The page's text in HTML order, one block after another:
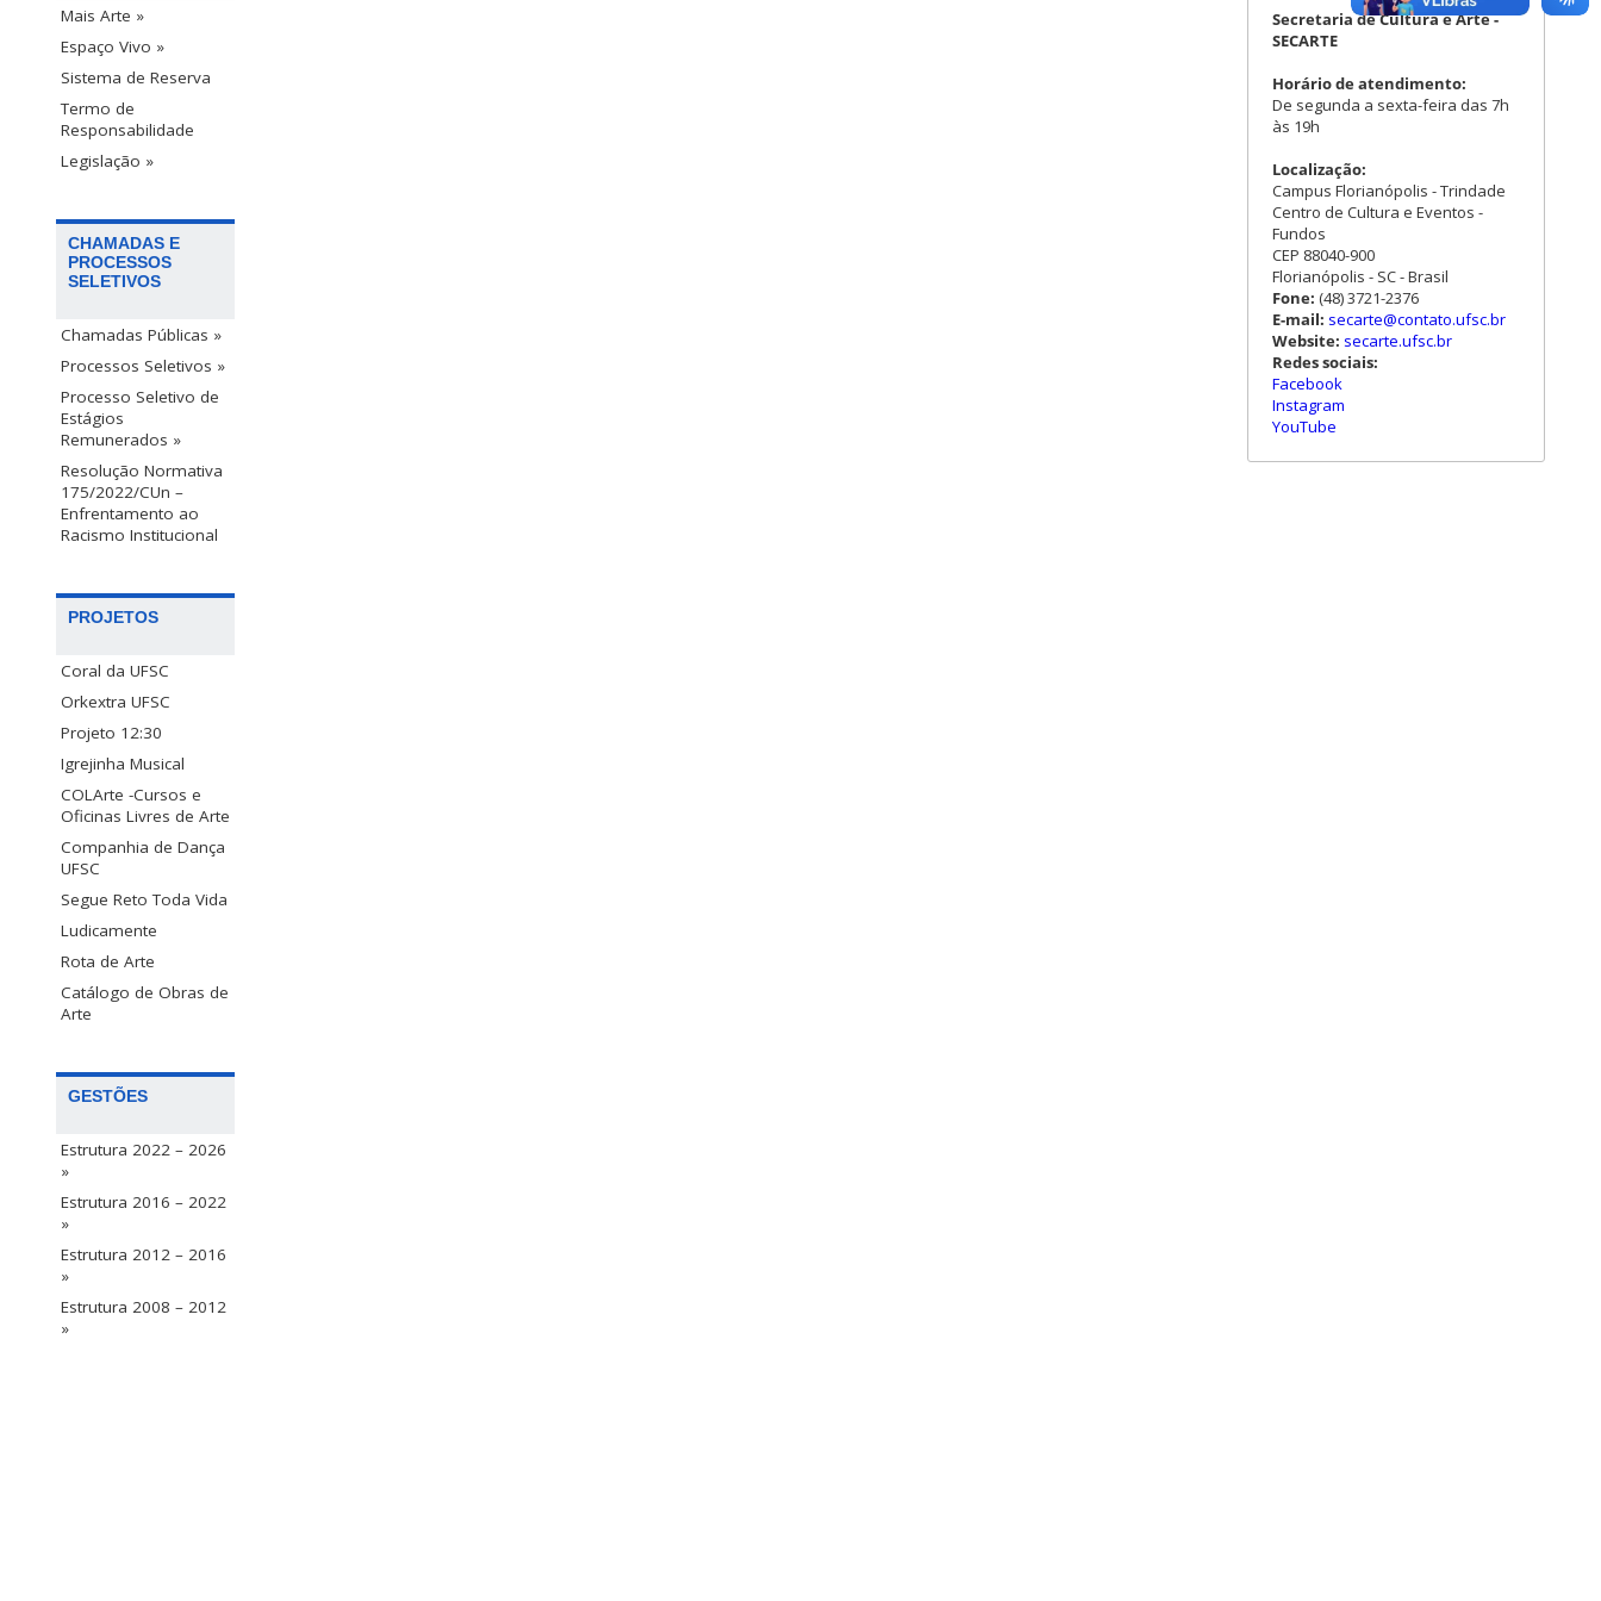
Mais Arte »
Espaço Vivo »
Sistema de Reserva
Termo de
Responsabilidade
Legislação »
CHAMADAS E
PROCESSOS
SELETIVOS
Chamadas Públicas »
Processos Seletivos »
Processo Seletivo de
Estágios
Remunerados »
Resolução Normativa
175/2022/CUn –
Enfrentamento ao
Racismo Institucional
PROJETOS
Coral da UFSC
Orkextra UFSC
Projeto 12:30
Igrejinha Musical
COLArte -Cursos e
Oficinas Livres de Arte
Companhia de Dança
UFSC
Segue Reto Toda Vida
Ludicamente
Rota de Arte
Catálogo de Obras de
Arte
GESTÕES
Estrutura 2022 – 2026
»
Estrutura 2016 – 2022
»
Estrutura 2012 – 2016
»
Estrutura 2008 – 2012
»
Secretaria de Cultura e Arte -
SECARTE
Horário de atendimento:
De segunda a sexta-feira das 7h
às 19h
Localização:
Campus Florianópolis - Trindade
Centro de Cultura e Eventos -
Fundos
CEP 88040-900
Florianópolis - SC - Brasil
Fone: (48) 3721-2376
E-mail: secarte@contato.ufsc.br
Website: secarte.ufsc.br
Redes sociais:
Facebook
Instagram
YouTube